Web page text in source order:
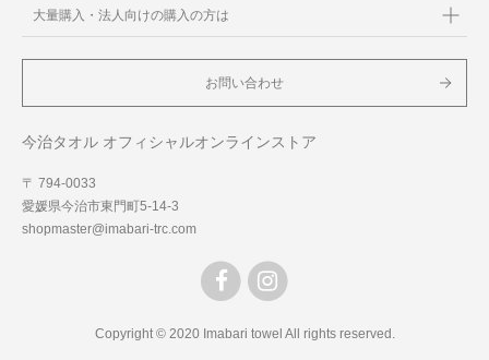
大量購入・法人向けの購入の方は
お問い合わせ
今治タオル オフィシャルオンラインストア
〒 794-0033
愛媛県今治市東門町5-14-3
shopmaster@imabari-trc.com
Copyright © 2020 Imabari towel All rights reserved.